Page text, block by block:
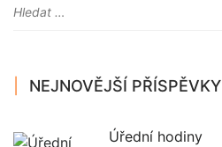
NEJNOVĚJŠÍ PŘÍSPĚVKY
Úřední hodiny